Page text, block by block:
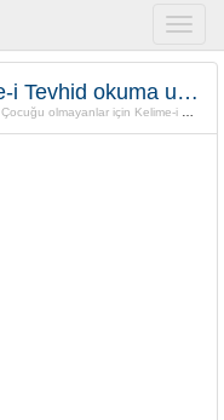
Çocuğu olmayanlar için Kelime-i Tevhid okuma usulü
Çocuğu olmayanlar için Kelime-i Tevhid okuma usulü